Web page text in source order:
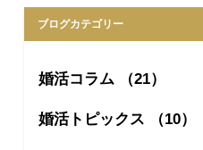
ブログカテゴリー
婚活コラム （21）
婚活トピックス （10）